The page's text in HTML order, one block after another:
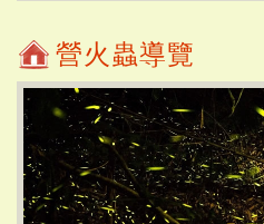
營火蟲導覽